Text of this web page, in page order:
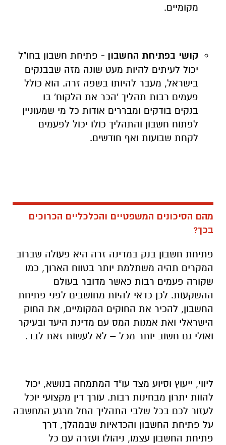
מקומיים.
קושי בפתיחת החשבון - פתיחת חשבון בחו"ל
יכול לעיתים להיות מעט שונה מזה שבבנקים
בישראל, מעבר להיותו בשפה זרה. הוא כולל
פעמים רבות תהליך 'הכר את הלקוח' בו
בנקים בודקים ומבררים אודות כל מי שמעוניין
לפתוח חשבון והתהליך כולו יכול לפעמים
לקחת שבועות ואף חודשים.
מהם הסיכונים המשפטיים והכלכליים הכרוכים
בכך?
פתיחת חשבון בנק במדינה זרה היא פעולה שברוב
המקרים תהיה משתלמת יותר בטווח הארוך, כמו
שקורה פעמים רבות כאשר מדובר בעולם
ההשקעות. לכן כדאי להיות מחושבים לפני פתיחת
החשבון, להכיר את החוקים המקומיים, את החוק
הישראלי ואת אמנות המס עם מדינת היעד ובעיקר
ואולי גם חשוב יותר מכל – לא לעשות זאת לבד.
ליווי, ייעוץ וסיוע מצד עו"ד המתמחה בנושא, יכול
להוות יתרון מבחינות רבות. עורך דין מקצועי יוכל
לעזור לכם בכל שלבי התהליך החל מרגע המחשבה
על פתיחת החשבון והכדאיות שבמהלך, דרך
פתיחת החשבון עצמו, ניהולו ועזרה עם כל